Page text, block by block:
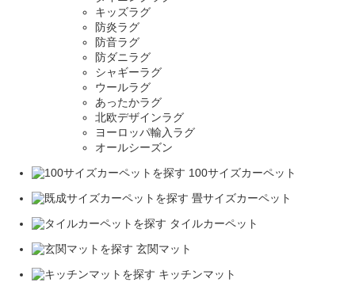
キッズラグ
防炎ラグ
防音ラグ
防ダニラグ
シャギーラグ
ウールラグ
あったかラグ
北欧デザインラグ
ヨーロッパ輸入ラグ
オールシーズン
100サイズカーペット
畳サイズカーペット
タイルカーペット
玄関マット
キッチンマット